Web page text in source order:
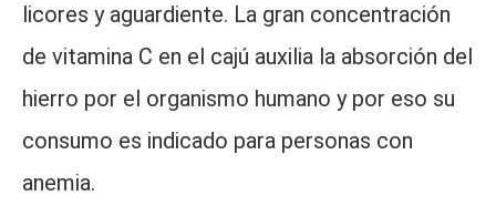
licores y aguardiente. La gran concentración
de vitamina C en el cajú auxilia la absorción del
hierro por el organismo humano y por eso su
consumo es indicado para personas con
anemia.